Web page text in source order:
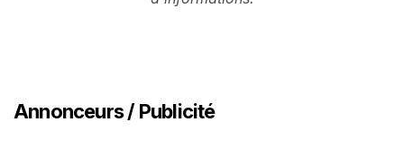
Annonceurs / Publicité